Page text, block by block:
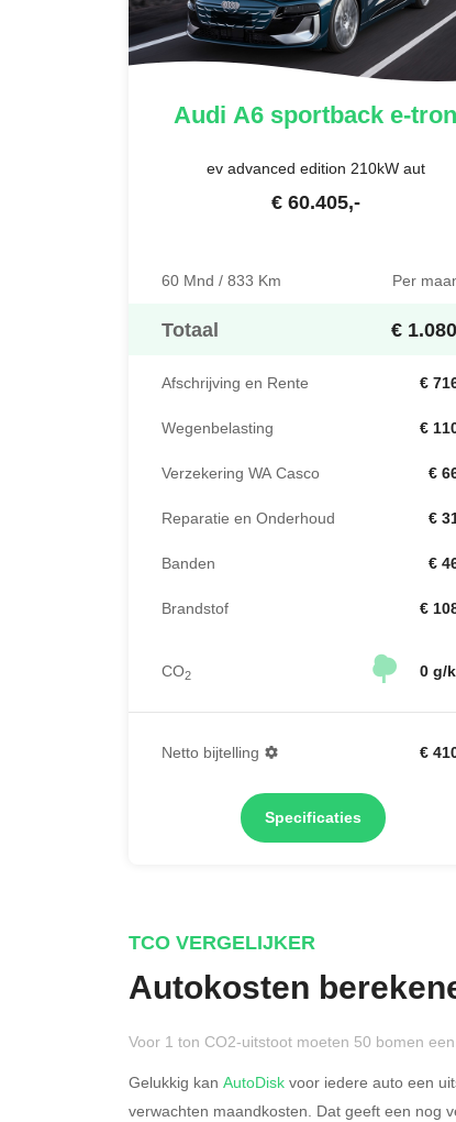
Audi A6 sportback e-tron
ev advanced edition 210kW aut
€ 60.405,-
60 Mnd / 833 Km Per
Totaal €
Afschrijving en Rente €
Wegenbelasting €
Verzekering WA Casco €
Reparatie en Onderhoud €
Banden €
Brandstof €
CO2 0 g/
Netto bijtelling €
Specificaties
TCO VERGELIJKER
Autokosten
Voor 1 ton CO2-uitstoot moeten 50 bomen
Gelukkig kan AutoDisk voor iedere auto een
verwachten maandkosten. Dat geeft een nog